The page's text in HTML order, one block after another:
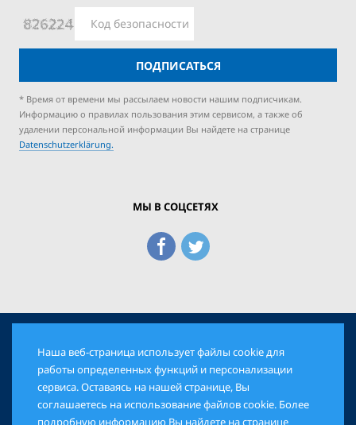
ПОДПИСАТЬСЯ
* Время от времени мы рассылаем новости нашим подписчикам.
Информацию о правилах пользования этим сервисом, а также об
удалении персональной информации Вы найдете на странице
Datenschutzerklärung.
МЫ В СОЦСЕТЯХ
© 2026 Еврейская Панорама. Все права защищены
AGB DATENSCHUTZ IMPRESSUM
Наша веб-страница использует файлы cookie для
работы определенных функций и персонализации
сервиса. Оставаясь на нашей странице, Вы
соглашаетесь на использование файлов cookie. Более
подробную информацию Вы найдете на странице